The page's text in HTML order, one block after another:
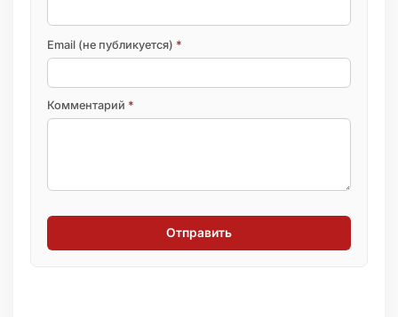
Email (не публикуется) *
Комментарий *
Отправить